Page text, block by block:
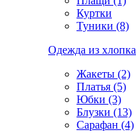
Куртки
Туники (8)
Одежда из хлопка
Жакеты (2)
Платья (5)
Юбки (3)
Блузки (13)
Сарафан (4)